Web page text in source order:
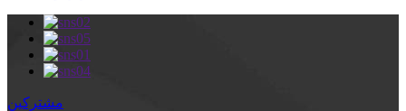
مشترکین